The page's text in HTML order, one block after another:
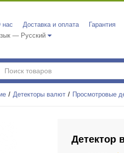
нас Доставка и оплата Гарантия
— Русский
Детекторы валют Просмотровые
Детектор